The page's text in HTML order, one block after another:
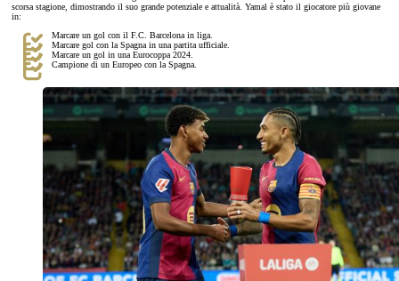
scorsa stagione, dimostrando il suo grande potenziale e attualità. Yamal è stato il giocatore più giovane
in:
Marcare un gol con il F.C. Barcelona in liga.
Marcare gol con la Spagna in una partita ufficiale.
Marcare un gol in una Eurocoppa 2024.
Campione di un Europeo con la Spagna.